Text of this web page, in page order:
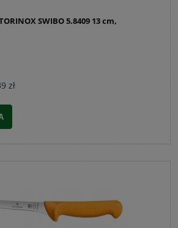
SWIBO 5.8409 13 cm,
zł